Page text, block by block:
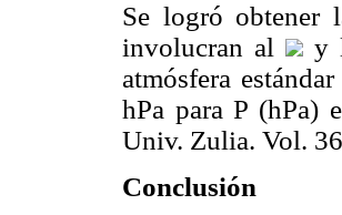
Se logró obtener
involucran al
y
atmósfera
hPa para P (hPa)
Univ. Zulia. Vol.
Conclusión